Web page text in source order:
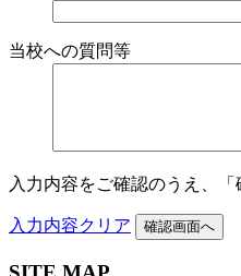
当校への質問等
入力内容をご確認のうえ、
入力内容クリア